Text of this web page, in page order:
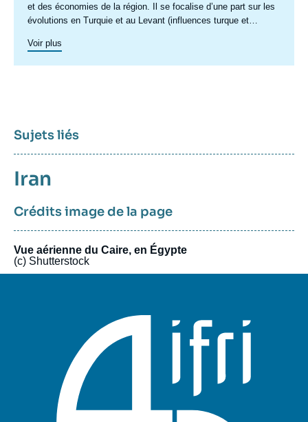
et des économies de la région. Il se focalise d’une part sur les
évolutions en Turquie et au Levant (influences turque et
recompositions diplomatiques), et également au Maghreb
Voir plus
Sujets liés
Sujets
associés
Iran
Crédits image de la page
Vue aérienne du Caire, en Égypte
(c) Shutterstock